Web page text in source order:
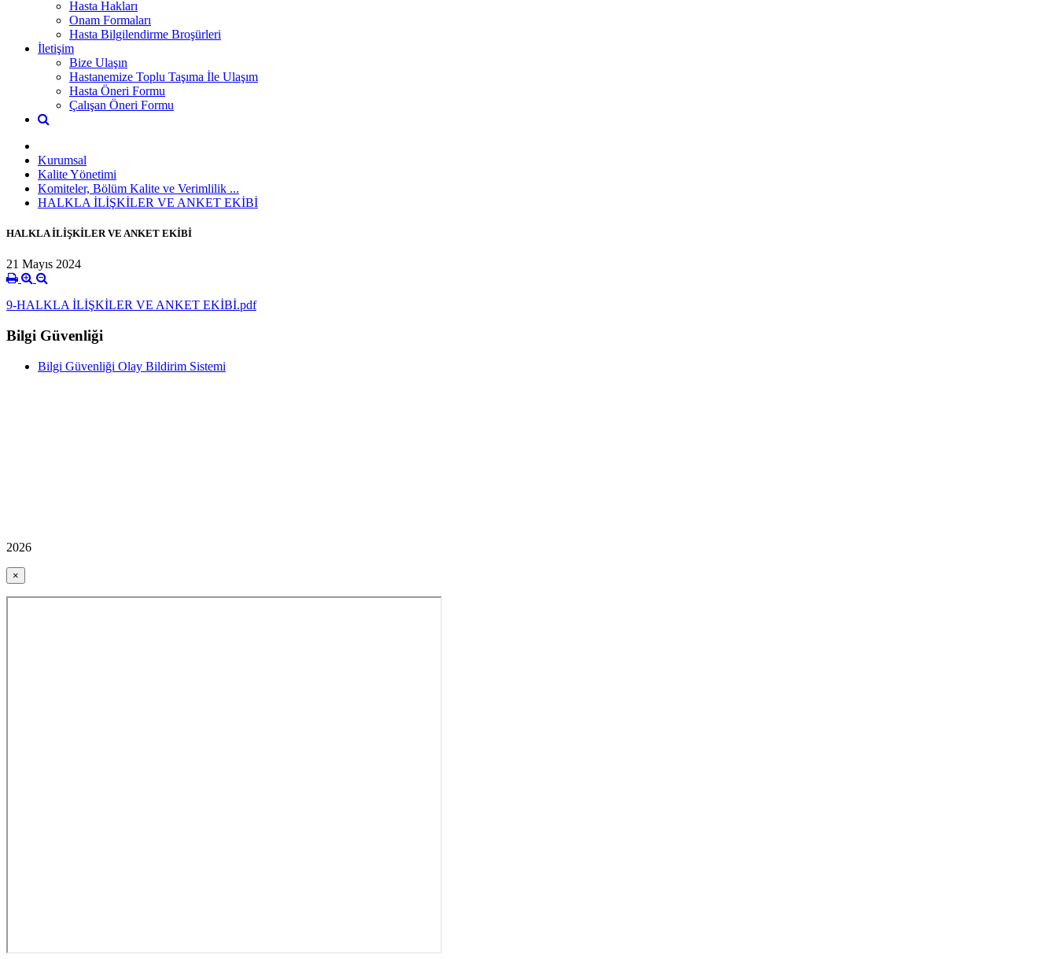
Hasta Hakları
Onam Formaları
Hasta Bilgilendirme Broşürleri
İletişim
Bize Ulaşın
Hastanemize Toplu Taşıma İle Ulaşım
Hasta Öneri Formu
Çalışan Öneri Formu
Kurumsal
Kalite Yönetimi
Komiteler, Bölüm Kalite ve Verimlilik ...
HALKLA İLİŞKİLER VE ANKET EKİBİ
HALKLA İLİŞKİLER VE ANKET EKİBİ
21 Mayıs 2024
9-HALKLA İLİŞKİLER VE ANKET EKİBİ.pdf
Bilgi Güvenliği
Bilgi Güvenliği Olay Bildirim Sistemi
2026
×